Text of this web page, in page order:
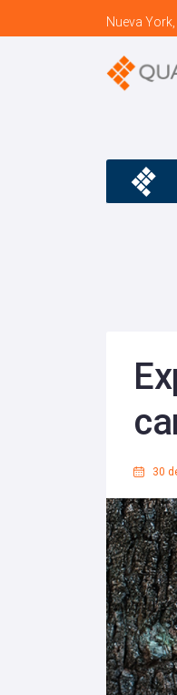
Nueva
30